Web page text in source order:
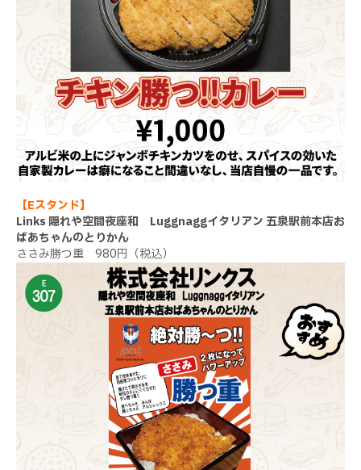
【Eスタンド】
Links 隠れや空間夜座和 Luggnaggイタリアン 五泉駅前本店お
ばあちゃんのとりかん
ささみ勝つ重 980円（税込）